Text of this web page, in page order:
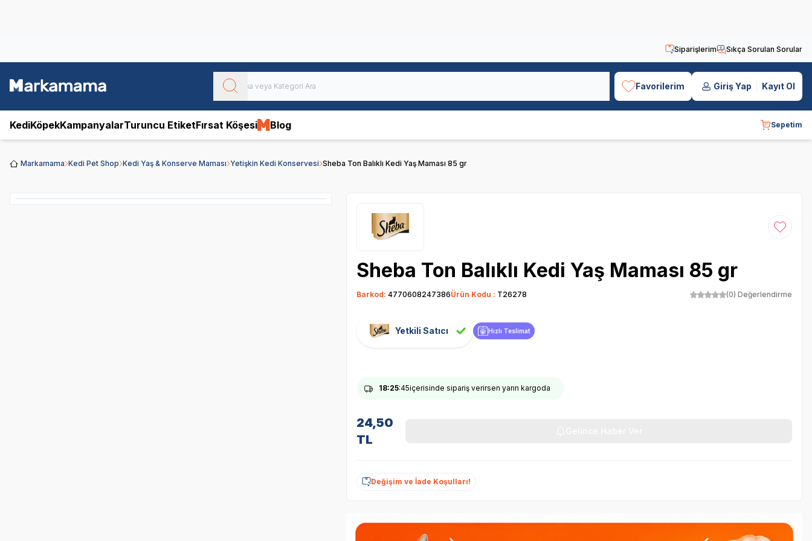
Siparişlerim Sıkça Sorulan Sorular
Favorilerim Giriş Yap Kayıt Ol
KediKöpekKampanyalarTuruncu EtiketFırsat Köşesi Blog Sepetim
Markamama Kedi Pet Shop Kedi Yaş & Konserve Maması Yetişkin Kedi Konservesi Sheba Ton Balıklı Kedi Yaş Maması 85 gr
Favoriye
Sheba Ton Balıklı Kedi Yaş Maması 85 gr
Barkod: 4770608247386Ürün Kodu : T26278 (0) Değerlendirme
Yetkili Satıcı Hızlı Teslimat
18:25:44içerisinde sipariş verirsen yarın kargoda
24,50
TL
Değişim ve İade Koşulları!